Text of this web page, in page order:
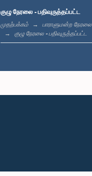
குழு நேரலை - பதிவுருத்தப்பட்ட
முதற்பக்கம்
பாராளுமன்ற நேரலை
குழு நேரலை - பதிவுருத்தப்பட்ட